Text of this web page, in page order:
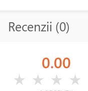
Recenzii (0)
0.00
★ ★ ★ ★